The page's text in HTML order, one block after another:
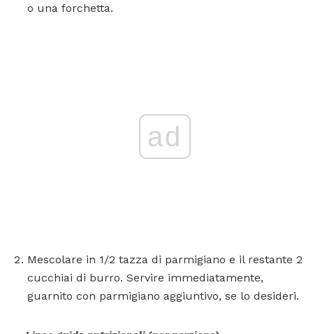
o una forchetta.
ad
Mescolare in 1/2 tazza di parmigiano e il restante 2
cucchiai di burro. Servire immediatamente,
guarnito con parmigiano aggiuntivo, se lo desideri.